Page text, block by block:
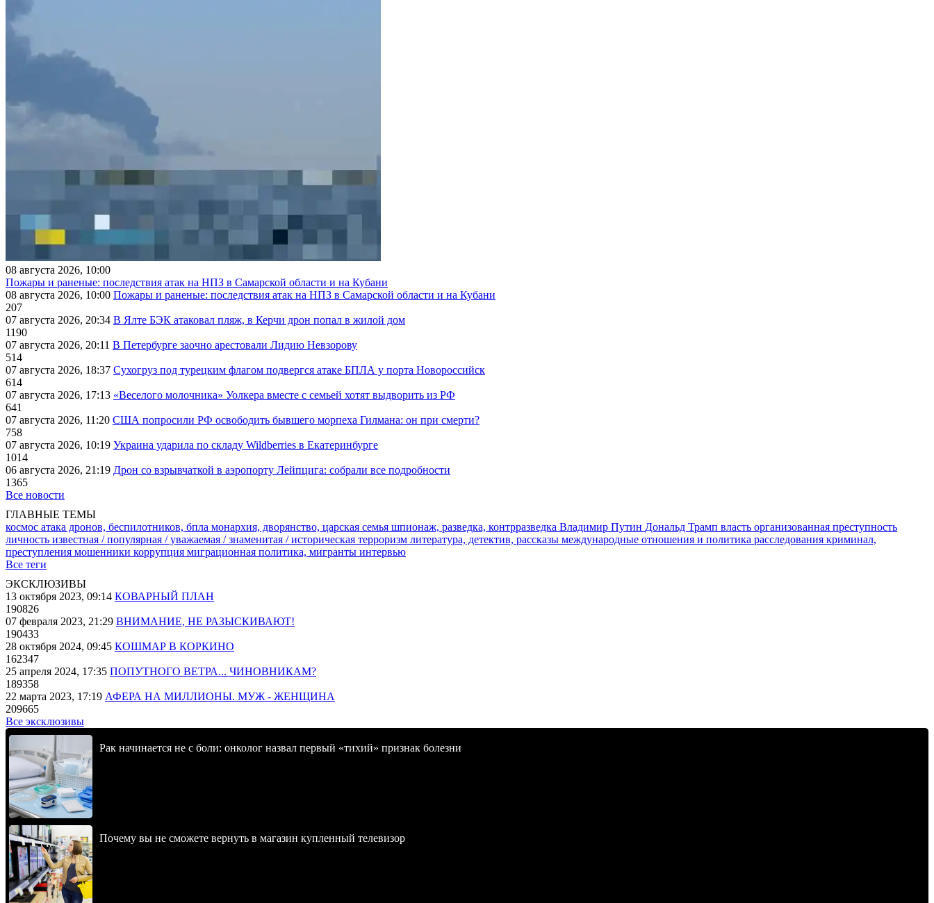
08 августа 2026, 10:00
Пожары и раненые: последствия атак на НПЗ в Самарской области и на Кубани
08 августа 2026, 10:00 Пожары и раненые: последствия атак на НПЗ в Самарской области и на Кубани
207
07 августа 2026, 20:34 В Ялте БЭК атаковал пляж, в Керчи дрон попал в жилой дом
1190
07 августа 2026, 20:11 В Петербурге заочно арестовали Лидию Невзорову
514
07 августа 2026, 18:37 Сухогруз под турецким флагом подвергся атаке БПЛА у порта Новороссийск
614
07 августа 2026, 17:13 «Веселого молочника» Уолкера вместе с семьей хотят выдворить из РФ
641
07 августа 2026, 11:20 США попросили РФ освободить бывшего морпеха Гилмана: он при смерти?
758
07 августа 2026, 10:19 Украина ударила по складу Wildberries в Екатеринбурге
1014
06 августа 2026, 21:19 Дрон со взрывчаткой в аэропорту Лейпцига: собрали все подробности
1365
Все новости
ГЛАВНЫЕ ТЕМЫ
космос атака дронов, беспилотников, бпла монархия, дворянство, царская семья шпионаж, разведка, контрразведка Владимир Путин Дональд Трамп власть организованная преступность
личность известная / популярная / уважаемая / знаменитая / историческая терроризм литература, детектив, рассказы международные отношения и политика расследования криминал,
преступления мошенники коррупция миграционная политика, мигранты интервью
Все теги
ЭКСКЛЮЗИВЫ
13 октября 2023, 09:14 КОВАРНЫЙ ПЛАН
190826
07 февраля 2023, 21:29 ВНИМАНИЕ, НЕ РАЗЫСКИВАЮТ!
190433
28 октября 2024, 09:45 КОШМАР В КОРКИНО
162347
25 апреля 2024, 17:35 ПОПУТНОГО ВЕТРА... ЧИНОВНИКАМ?
189358
22 марта 2023, 17:19 АФЕРА НА МИЛЛИОНЫ. МУЖ - ЖЕНЩИНА
209665
Все эксклюзивы
Рак начинается не с боли: онколог назвал первый «тихий» признак болезни
Почему вы не сможете вернуть в магазин купленный телевизор